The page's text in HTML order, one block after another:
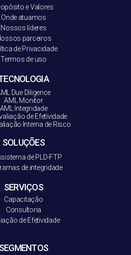
e Valores
Onde atuamos
Nossos líderes
parceiros
de Privacidade
Termos de uso
Due Diligence
AML Monitor
AML Integridade
de Efetividade
Interna de Risco
SOLUÇÕES
de PLD-FTP
de integridade
SERVIÇOS
Capacitação
Consultoria
de Efetividade
SEGMENTOS